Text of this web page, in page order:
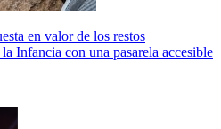
en valor de los restos
Infancia con una pasarela accesible